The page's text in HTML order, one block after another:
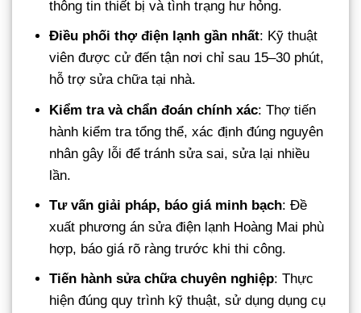
thông tin thiết bị và tình trạng hư hỏng.
Điều phối thợ điện lạnh gần nhất: Kỹ thuật
viên được cử đến tận nơi chỉ sau 15–30 phút,
hỗ trợ sửa chữa tại nhà.
Kiểm tra và chẩn đoán chính xác: Thợ tiến
hành kiểm tra tổng thể, xác định đúng nguyên
nhân gây lỗi để tránh sửa sai, sửa lại nhiều
lần.
Tư vấn giải pháp, báo giá minh bạch: Đề
xuất phương án sửa điện lạnh Hoàng Mai phù
hợp, báo giá rõ ràng trước khi thi công.
Tiến hành sửa chữa chuyên nghiệp: Thực
hiện đúng quy trình kỹ thuật, sử dụng dụng cụ